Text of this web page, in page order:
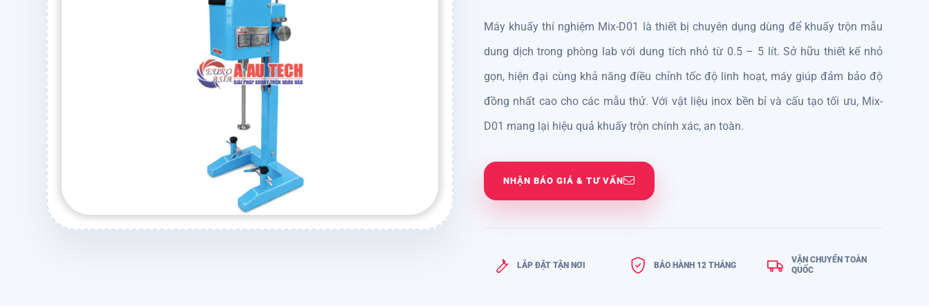
Máy khuấy thí nghiệm Mix-D01 là thiết bị chuyên dụng dùng để khuấy trộn mẫu
dung dịch trong phòng lab với dung tích nhỏ từ 0.5 – 5 lít. Sở hữu thiết kế nhỏ
gọn, hiện đại cùng khả năng điều chỉnh tốc độ linh hoạt, máy giúp đảm bảo độ
đồng nhất cao cho các mẫu thử. Với vật liệu inox bền bỉ và cấu tạo tối ưu, Mix-
D01 mang lại hiệu quả khuấy trộn chính xác, an toàn.
NHẬN BÁO GIÁ & TƯ VẤN
LẮP ĐẶT TẬN NƠI BẢO HÀNH 12 THÁNG
VẬN CHUYỂN TOÀN
QUỐC